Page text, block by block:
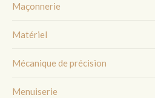
Maçonnerie
Matériel
Mécanique de précision
Menuiserie